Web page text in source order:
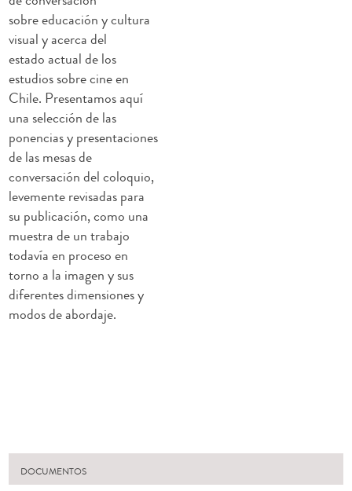
sobre educación y cultura
visual y acerca del
estado actual de los
estudios sobre cine en
Chile. Presentamos aquí
una selección de las
ponencias y presentaciones
de las mesas de
conversación del coloquio,
levemente revisadas para
su publicación, como una
muestra de un trabajo
todavía en proceso en
torno a la imagen y sus
diferentes dimensiones y
modos de abordaje.
DOCUMENTOS